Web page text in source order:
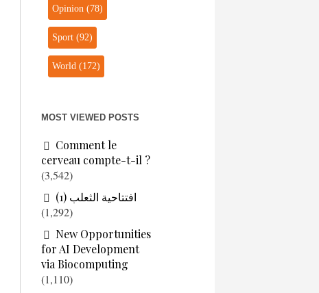
Opinion(78)
Sport(92)
World(172)
MOST VIEWED POSTS
Comment le
cerveau compte-t-il ?
(3,542)
افتتاحية الثعلب (1)
(1,292)
New Opportunities
for AI Development
via Biocomputing
(1,110)